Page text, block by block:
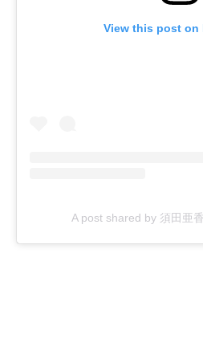
View this post on
A post shared by 須田亜